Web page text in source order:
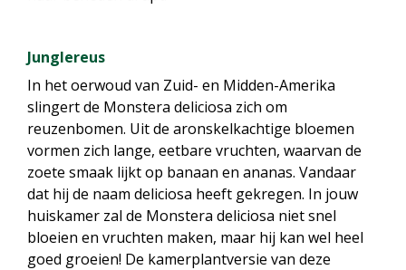
Junglereus
In het oerwoud van Zuid- en Midden-Amerika
slingert de Monstera deliciosa zich om
reuzenbomen. Uit de aronskelkachtige bloemen
vormen zich lange, eetbare vruchten, waarvan de
zoete smaak lijkt op banaan en ananas. Vandaar
dat hij de naam deliciosa heeft gekregen. In jouw
huiskamer zal de Monstera deliciosa niet snel
bloeien en vruchten maken, maar hij kan wel heel
goed groeien! De kamerplantversie van deze